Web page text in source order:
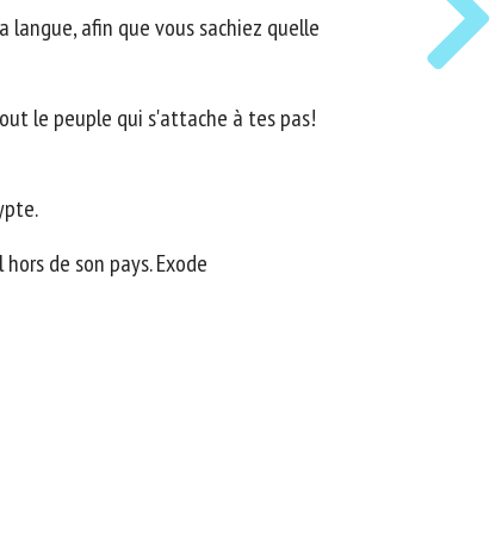
langue, afin que vous sachiez quelle
le peuple qui s'attache à tes pas!
de son pays. Exode